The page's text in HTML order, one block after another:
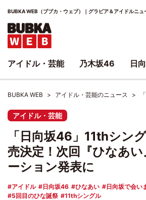
BUBKA WEB（ブブカ・ウェブ）｜グラビア＆アイドルニュ
BUBKA WEB アイドル・芸能のニュース
アイドル・芸能
「日向坂46」11thシン
売決定！次回『ひなあ
ーション発表に
アイドル 日向坂46 ひなあい 日向坂で会い
5回目のひな誕祭
11thシングル
アイドル・芸能 乃木坂46 日